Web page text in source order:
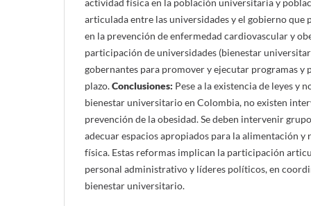
articulada entre las universidades y el gobierno que
en la prevención de enfermedad cardiovascular y
participación de universidades (bienestar
gobernantes para promover y ejecutar programas y
plazo.Conclusiones: Pese a la existencia de leyes y
bienestar universitario en Colombia, no existen
prevención de la obesidad. Se deben intervenir
adecuar espacios apropiados para la alimentación y
física. Estas reformas implican la participación
personal administrativo y líderes políticos, en
bienestar universitario.